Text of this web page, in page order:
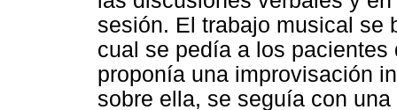
sesión. El trabajo musical se
cual se pedía a los
proponía una improvisación
sobre ella, se seguía con